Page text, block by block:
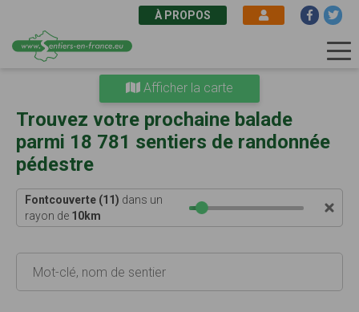
principal
À PROPOS
Trouvez votre prochaine balade
parmi 18 781 sentiers de randonnée
pédestre
Fontcouverte (11) dans un
rayon de 10km
Afficher la carte